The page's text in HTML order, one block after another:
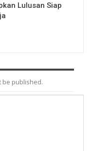
Lulusan Siap
be published.